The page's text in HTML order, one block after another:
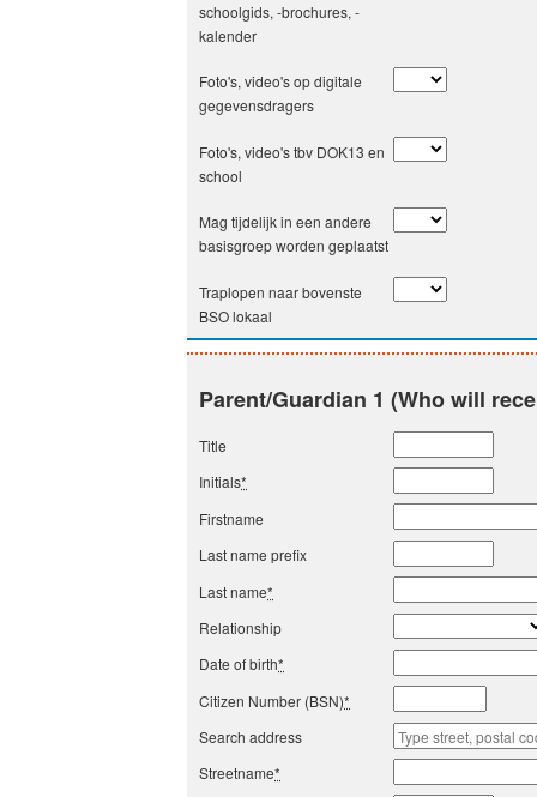
schoolgids, -brochures, -
kalender
Foto's, video's op digitale
gegevensdragers
Foto's, video's tbv DOK13 en
school
Mag tijdelijk in een andere
basisgroep worden geplaatst
Traplopen naar bovenste
BSO lokaal
Parent/Guardian 1 (Who will
Title
Initials*
Firstname
Last name prefix
Last name*
Relationship
Date of birth*
Citizen Number (BSN)*
Search address
Streetname*